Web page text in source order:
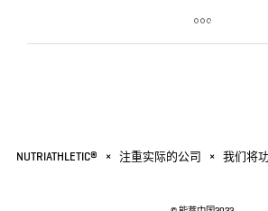
NUTRIATHLETIC® × 注重实际的公司 × 我们将